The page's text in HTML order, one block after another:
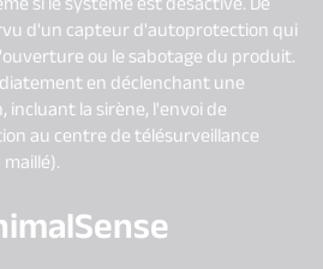
d'un capteur d'autoprotection qui
ou le sabotage du produit.
en déclenchant une
la sirène, l'envoi de
au centre de télésurveillance